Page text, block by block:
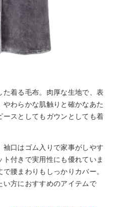
着る毛布。肉厚な生地で、表
わらかな肌触りと確かなあた
スとしてもガウンとしても着
口はゴム入りで家事がしやす
付きで実用性にも優れていま
腰まわりもしっかりカバー。
い方におすすめのアイテムで